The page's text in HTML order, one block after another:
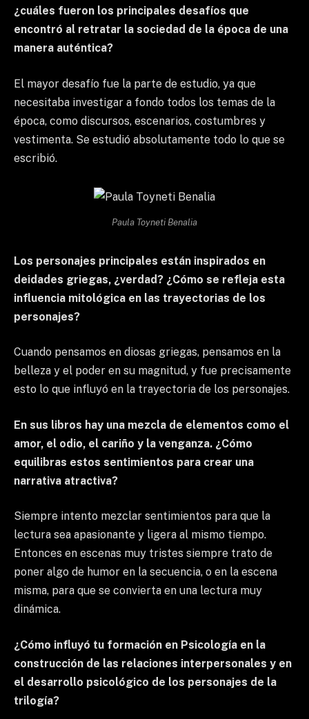
¿cuáles fueron los principales desafíos que
encontró al retratar la sociedad de la época de una
manera auténtica?
El mayor desafío fue la parte de estudio, ya que
necesitaba investigar a fondo todos los temas de la
época, como discursos, escenarios, costumbres y
vestimenta. Se estudió absolutamente todo lo que se
escribió.
Paula Toyneti Benalia
Los personajes principales están inspirados en
deidades griegas, ¿verdad? ¿Cómo se refleja esta
influencia mitológica en las trayectorias de los
personajes?
Cuando pensamos en diosas griegas, pensamos en la
belleza y el poder en su magnitud, y fue precisamente
esto lo que influyó en la trayectoria de los personajes.
En sus libros hay una mezcla de elementos como el
amor, el odio, el cariño y la venganza. ¿Cómo
equilibras estos sentimientos para crear una
narrativa atractiva?
Siempre intento mezclar sentimientos para que la
lectura sea apasionante y ligera al mismo tiempo.
Entonces en escenas muy tristes siempre trato de
poner algo de humor en la secuencia, o en la escena
misma, para que se convierta en una lectura muy
dinámica.
¿Cómo influyó tu formación en Psicología en la
construcción de las relaciones interpersonales y en
el desarrollo psicológico de los personajes de la
trilogía?